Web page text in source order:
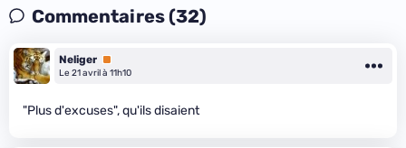
Commentaires (32)
Neliger Premium
Le 21 avril à 11h10
"Plus d'excuses", qu'ils disaient